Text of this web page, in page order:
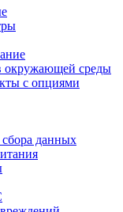
окружающей среды
с опциями
данных